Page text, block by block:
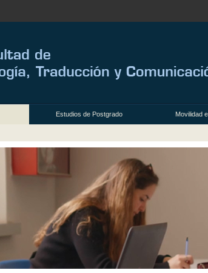
Estudios de Postgrado Movilidad